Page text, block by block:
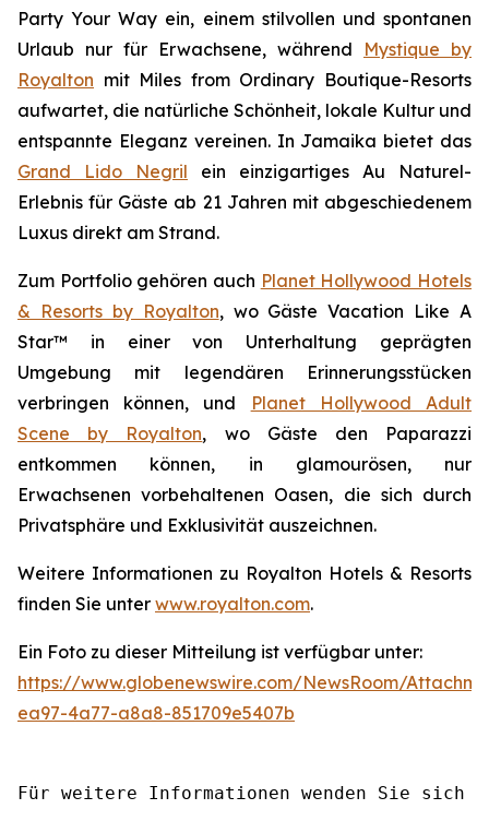
Party Your Way ein, einem stilvollen und spontanen
Urlaub nur für Erwachsene, während Mystique by
Royalton mit Miles from Ordinary Boutique-Resorts
aufwartet, die natürliche Schönheit, lokale Kultur und
entspannte Eleganz vereinen. In Jamaika bietet das
Grand Lido Negril ein einzigartiges Au Naturel-
Erlebnis für Gäste ab 21 Jahren mit abgeschiedenem
Luxus direkt am Strand.
Zum Portfolio gehören auch Planet Hollywood Hotels
& Resorts by Royalton, wo GästeVacation Like A
Star™ in einer von Unterhaltung geprägten
Umgebung mit legendären Erinnerungsstücken
verbringen können, und
Planet Hollywood Adult
Scene by Royalton, wo Gäste den Paparazzi
entkommen können, in glamourösen, nur
Erwachsenen vorbehaltenen Oasen, die sich durch
Privatsphäre und Exklusivität auszeichnen.
Weitere Informationen zu Royalton Hotels & Resorts
finden Sie unter www.royalton.com.
Ein Foto zu dieser Mitteilung ist verfügbar unter:
https://www.globenewswire.com/NewsRoom/
ea97-4a77-a8a8-851709e5407b
Für weitere Informationen wenden Sie sich